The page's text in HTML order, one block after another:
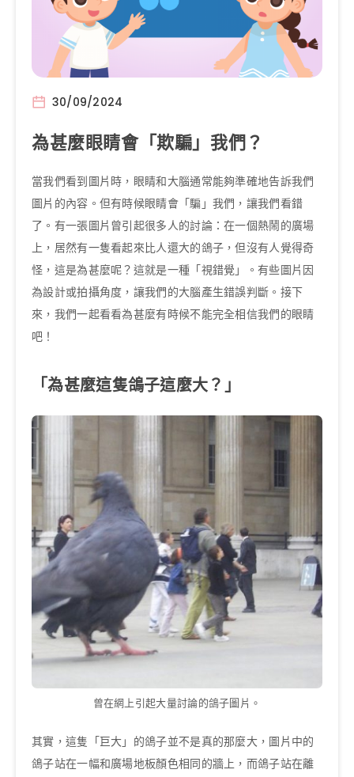
30/09/2024
為甚麼眼睛會「欺騙」我們？
當我們看到圖片時，眼睛和大腦通常能夠準確地告訴我們
圖片的內容。但有時候眼睛會「騙」我們，讓我們看錯
了。有一張圖片曾引起很多人的討論：在一個熱鬧的廣場
上，居然有一隻看起來比人還大的鴿子，但沒有人覺得奇
怪，這是為甚麼呢？這就是一種「視錯覺」。有些圖片因
為設計或拍攝角度，讓我們的大腦產生錯誤判斷。接下
來，我們一起看看為甚麼有時候不能完全相信我們的眼睛
吧！
「為甚麼這隻鴿子這麼大？」
曾在網上引起大量討論的鴿子圖片。
其實，這隻「巨大」的鴿子並不是真的那麼大，圖片中的
鴿子站在一幅和廣場地板顏色相同的牆上，而鴿子站在離